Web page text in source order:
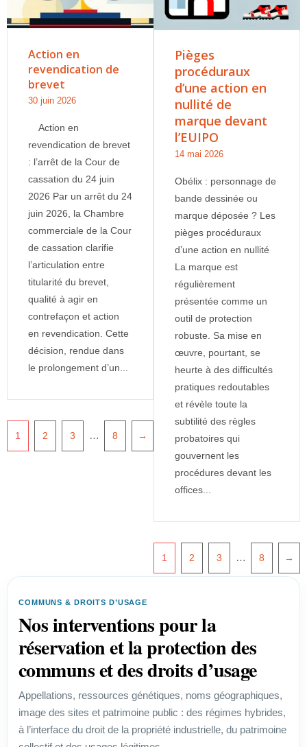
Action en
revendication de
brevet
30 juin 2026
Action en
revendication de brevet
: l’arrêt de la Cour de
cassation du 24 juin
2026 Par un arrêt du 24
juin 2026, la Chambre
commerciale de la Cour
de cassation clarifie
l’articulation entre
titularité du brevet,
qualité à agir en
contrefaçon et action
en revendication. Cette
décision, rendue dans
le prolongement d’un...
1 2 3 … 8 →
Pièges
procéduraux
d’une action en
nullité de
marque devant
l’EUIPO
14 mai 2026
Obélix : personnage de
bande dessinée ou
marque déposée ? Les
pièges procéduraux
d’une action en nullité
La marque est
régulièrement
présentée comme un
outil de protection
robuste. Sa mise en
œuvre, pourtant, se
heurte à des difficultés
pratiques redoutables
et révèle toute la
subtilité des règles
probatoires qui
gouvernent les
procédures devant les
offices...
1 2 3 … 8 →
COMMUNS & DROITS D’USAGE
Nos interventions pour la
réservation et la protection des
communs et des droits d’usage
Appellations, ressources génétiques, noms géographiques,
image des sites et patrimoine public : des régimes hybrides,
à l’interface du droit de la propriété industrielle, du patrimoine